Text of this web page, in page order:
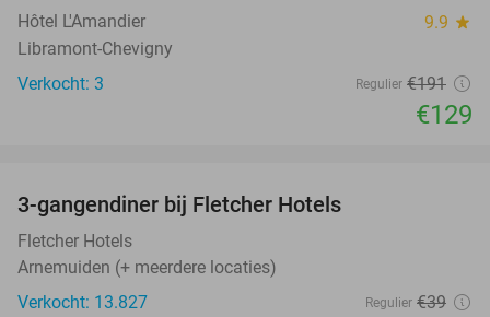
Hôtel L'Amandier 9.9 star
Libramont-Chevigny
Verkocht: 3
Regulier €191
€129
3-gangendiner bij Fletcher Hotels
Fletcher Hotels
Arnemuiden (+ meerdere locaties)
Verkocht: 13.827
Regulier €39